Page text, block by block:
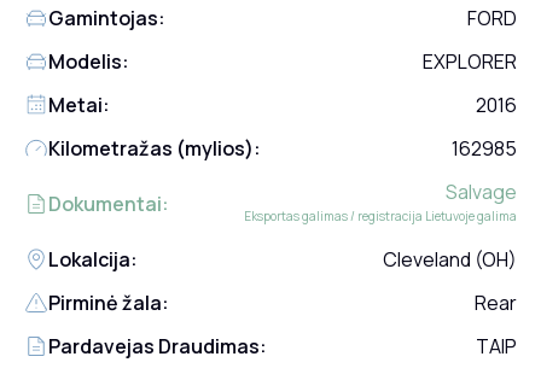
Gamintojas:
FORD
Modelis:
EXPLORER
Metai:
2016
Kilometražas (mylios):
162985
Dokumentai: Salvage
Eksportas galimas / registracija Lietuvoje galima
Lokalcija:
Cleveland (OH)
Pirminė žala:
Rear
Pardavejas Draudimas:
TAIP